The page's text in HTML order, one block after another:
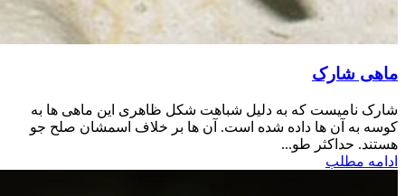
ماهی شارک
شارک نامیست که به دلیل شباهت شکل ظاهری این ماهی ها به
کوسه به آن ها داده شده است. آن ها بر خلاف اسمشان صلح جو
هستند. حداکثر طو...
ادامه مطلب